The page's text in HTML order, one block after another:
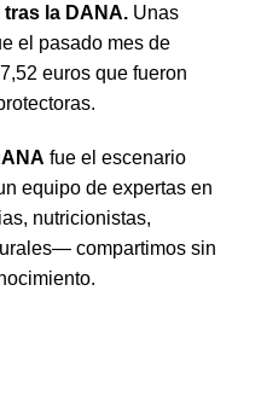
tras la DANA. Unas
el pasado mes de
euros que fueron
fue el escenario
equipo de expertas en
nutricionistas,
compartimos sin